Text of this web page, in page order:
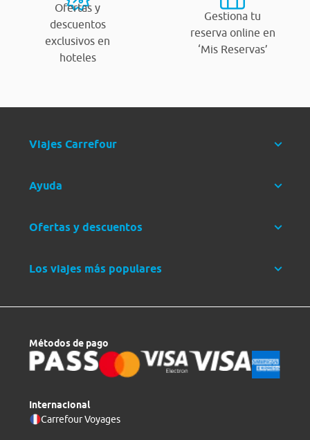
Ofertas y
descuentos
exclusivos en
hoteles
Gestiona tu
reserva online en
‘Mis Reservas’
Viajes Carrefour
Ayuda
Ofertas y descuentos
Los viajes más populares
Métodos de pago
Internacional
Carrefour Voyages